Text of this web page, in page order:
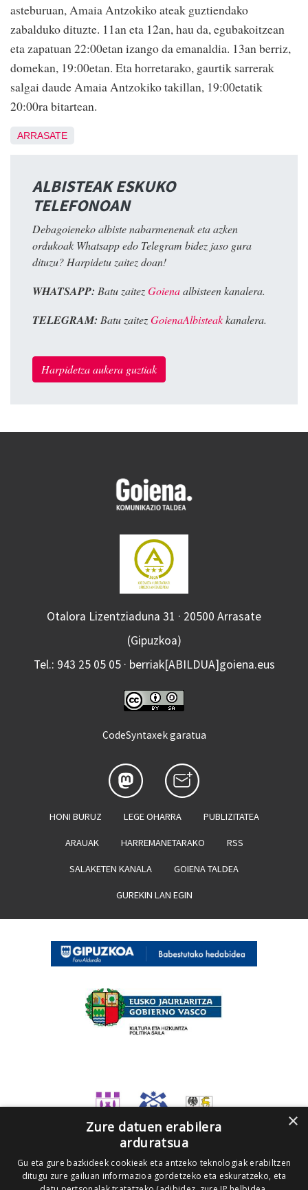
asteburuan, Amaia Antzokiko ateak guztiendako
zabalduko dituzte. 11an eta 12an, hau da, egubakoitzean
eta zapatuan 22:00etan izango da emanaldia. 13an berriz,
domekan, 19:00etan. Eta horretarako, gaurtik sarrerak
salgai daude Amaia Antzokiko takillan, 19:00etatik
20:00ra bitartean.
ARRASATE
ALBISTEAK ESKUKO
TELEFONOAN
Debagoieneko albiste nabarmenenak eta azken
ordukoak Whatsapp edo Telegram bidez jaso gura
dituzu? Harpidetu zaitez doan!
WHATSAPP: Batu zaitezGoienaalbisteen kanalera.
TELEGRAM: Batu zaitezGoienaAlbisteakkanalera.
Harpidetza aukera guztiak
Otalora Lizentziaduna 31 · 20500 Arrasate
(Gipuzkoa)
Tel.: 943 25 05 05 · berriak[ABILDUA]goiena.eus
CodeSyntaxek garatua
HONI BURUZ LEGE OHARRA PUBLIZITATEA
ARAUAK HARREMANETARAKO RSS
SALAKETEN KANALA GOIENA TALDEA
GUREKIN LAN EGIN
×
Zure datuen erabilera
arduratsua
Gu eta gure bazkideek cookieak eta antzeko teknologiak erabiltzen
ditugu zure gailuan informazioa gordetzeko eta eskuratzeko, eta